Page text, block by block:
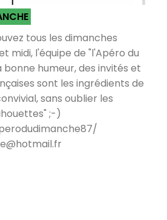
tous les dimanches
midi, l'équipe de "l'Apéro du
bonne humeur, des invités et
sont les ingrédients de
sans oublier les
;-)